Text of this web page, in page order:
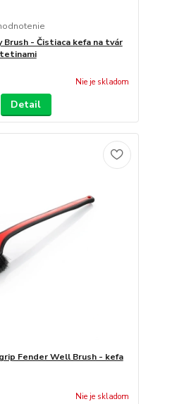
Brush - Čistiaca kefa na tvár
Nie je skladom
Detail
Fender Well Brush - kefa
Nie je skladom